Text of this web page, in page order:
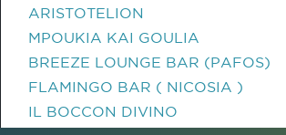
ARISTOTELION
MPOUKIA KAI GOULIA
BREEZE LOUNGE BAR (PAFOS)
FLAMINGO BAR ( NICOSIA )
IL BOCCON DIVINO